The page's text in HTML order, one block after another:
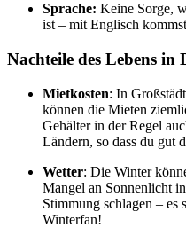
Sprache: Keine Sorge,
ist – mit Englisch
Nachteile des Lebens in
Mietkosten: In
können die Mieten
Gehälter in der Regel
Ländern, so dass du gut
Wetter: Die Winter
Mangel an Sonnenlicht
Stimmung schlagen – es
Winterfan!